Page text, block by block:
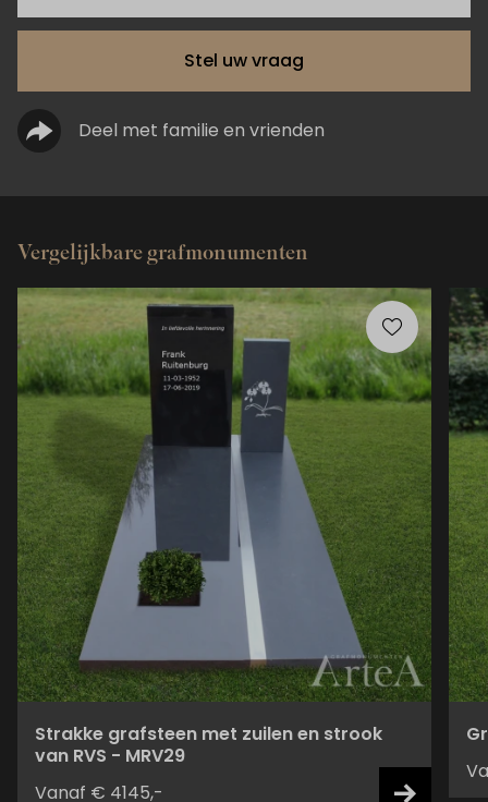
Stel uw vraag
Deel met familie en vrienden
Vergelijkbare grafmonumenten
Strakke grafsteen met zuilen en strook
van RVS - MRV29
Vanaf € 4145,-